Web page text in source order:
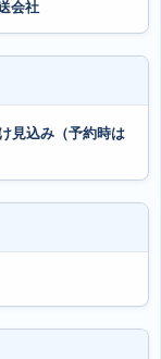
会社
見込み（予約時は